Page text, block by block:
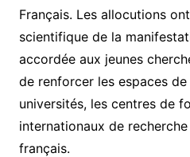
Français. Les allocutions
scientifique de la
accordée aux jeunes
de renforcer les espaces
universités, les centres de
internationaux de
français.